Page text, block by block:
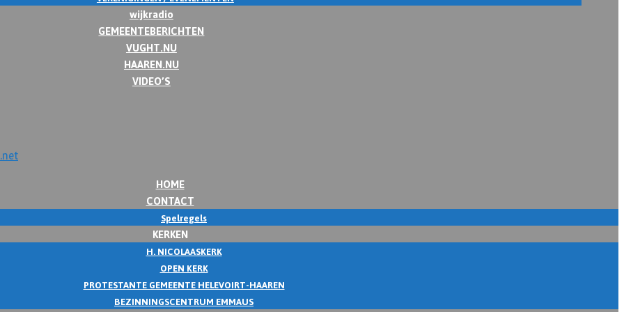
wijkradio
GEMEENTEBERICHTEN
VUGHT.NU
HAAREN.NU
VIDEO’S
HOME
CONTACT
Spelregels
KERKEN
H. NICOLAASKERK
OPEN KERK
PROTESTANTE GEMEENTE HELEVOIRT-HAAREN
BEZINNINGSCENTRUM EMMAUS